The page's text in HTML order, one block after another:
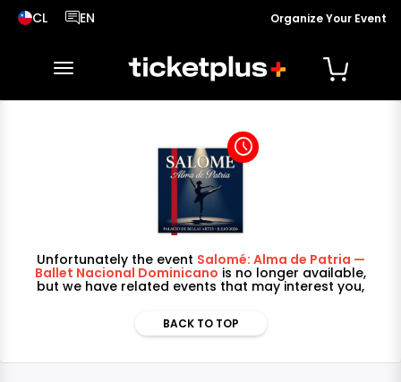
CL
País seleccionado, cambiar país
EN
Idioma seleccionado, cambiar idiomaOrganize Your Event
toggle navigation
access_time
Unfortunately the event Salomé: Alma de Patria —
Ballet Nacional Dominicano is no longer available,
but we have related events that may interest you,
BACK TO TOP